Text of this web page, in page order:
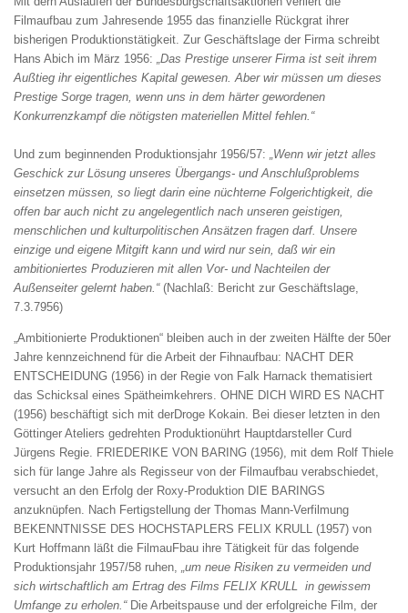
Filmaufbau zum Jahresende 1955 das finanzielle Rückgrat ihrer
bisherigen Produktionstätigkeit. Zur Geschäftslage der Firma schreibt
Hans Abich im März 1956: „Das Prestige unserer Firma ist seit ihrem
Außtieg ihr eigentliches Kapital gewesen. Aber wir müssen um dieses
Prestige Sorge tragen, wenn uns in dem härter gewordenen
Konkurrenzkampf die nötigsten materiellen Mittel fehlen.“
Und zum beginnenden Produktionsjahr 1956/57:
„Wenn wir jetzt alles
Geschick zur Lösung unseres Übergangs- und Anschlußproblems
einsetzen müssen, so liegt darin eine nüchterne Folgerichtigkeit, die
offen bar auch nicht zu angelegentlich nach unseren geistigen,
menschlichen und kulturpolitischen Ansätzen fragen darf. Unsere
einzige und eigene Mitgift kann und wird nur sein, daß wir ein
ambitioniertes Produzieren mit allen Vor- und Nachteilen der
Außenseiter gelernt haben.“(Nachlaß: Bericht zur Geschäftslage,
7.3.7956)
„Ambitionierte Produktionen“ bleiben auch in der zweiten Hälfte der 50er
Jahre kennzeichnend für die Arbeit der Fihnaufbau: NACHT DER
ENTSCHEIDUNG (1956) in der Regie von Falk Harnack thematisiert
das Schicksal eines Spätheimkehrers. OHNE DICH WIRD ES NACHT
(1956) beschäftigt sich mit derDroge Kokain. Bei dieser letzten in den
Göttinger Ateliers gedrehten Produktionührt Hauptdarsteller Curd
Jürgens Regie. FRIEDERIKE VON BARING (1956), mit dem Rolf Thiele
sich für lange Jahre als Regisseur von der Filmaufbau verabschiedet,
versucht an den Erfolg der Roxy-Produktion DIE BARINGS
anzuknüpfen. Nach Fertigstellung der Thomas Mann-Verfilmung
BEKENNTNISSE DES HOCHSTAPLERS FELIX KRULL (1957) von
Kurt Hoffmann läßt die FilmauFbau ihre Tätigkeit für das folgende
Produktionsjahr 1957/58 ruhen,
„um neue Risiken zu vermeiden und
sich wirtschaftlich am Ertrag des Films FELIX KRULL in gewissem
Umfange zu erholen.“Die Arbeitspause und der erfolgreiche Film, der